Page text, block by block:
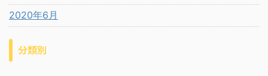
2020年6月
分類別